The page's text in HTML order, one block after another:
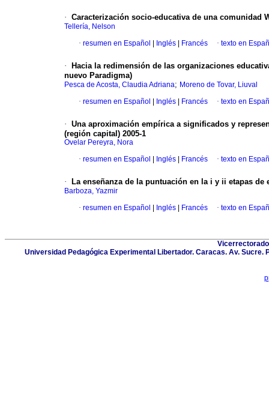
· Caracterización socio-educativa de una comunidad
Tellería, Nelson
· resumen en Español Inglés Francés · texto en
·
Hacia la redimensión de las organizaciones
nuevo Paradigma)
Pesca de Acosta, Claudia Adriana; Moreno de Tovar, Liuval
· resumen en Español Inglés Francés · texto en
· Una aproximación empírica a significados y
(región capital) 2005-1
Ovelar Pereyra, Nora
· resumen en Español Inglés Francés · texto en
· La enseñanza de la puntuación en la i y ii etapas de
Barboza, Yazmir
· resumen en Español Inglés Francés · texto en
Universidad Pedagógica Experimental Libertador. Caracas. Av. Sucre.